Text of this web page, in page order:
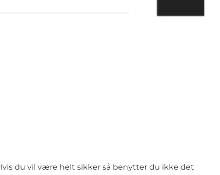
du vil være helt sikker så benytter du ikke det